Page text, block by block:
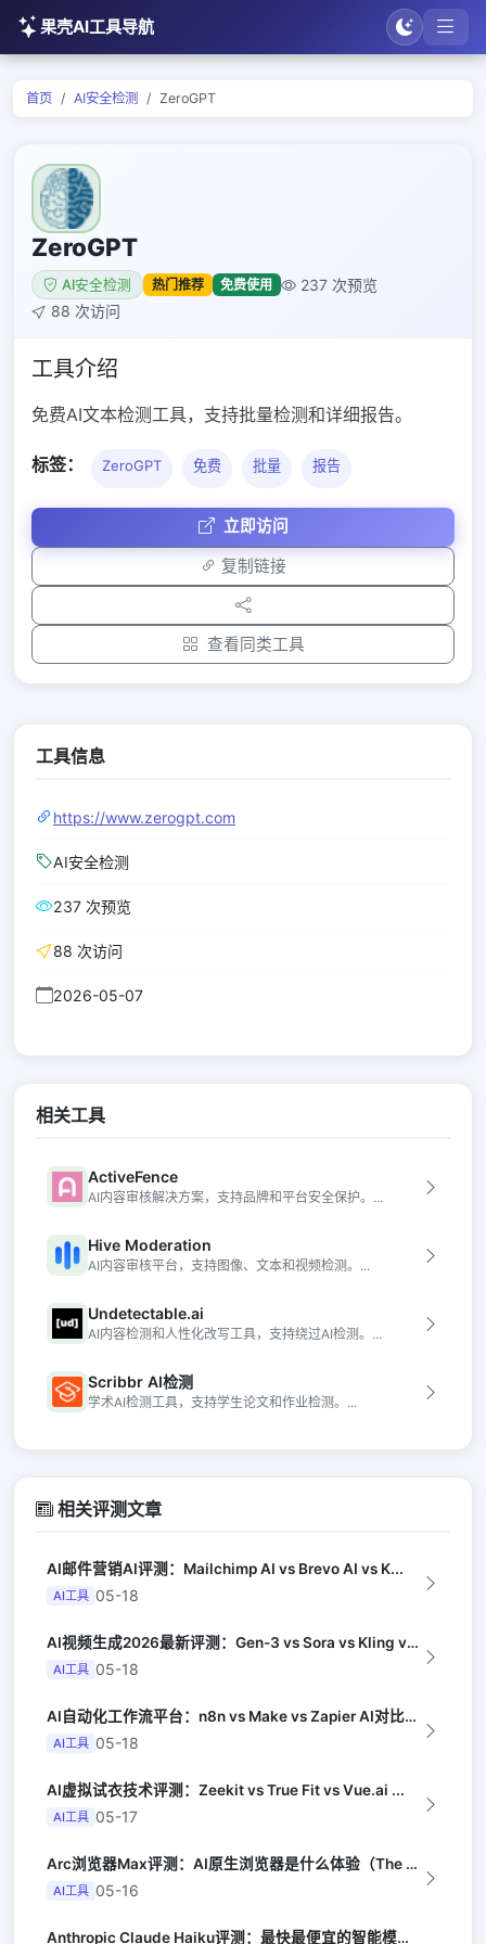
果壳AI工具导航
首页 AI安全检测 ZeroGPT
ZeroGPT
AI安全检测 热门推荐 免费使用
237 次预览
88 次访问
工具介绍
免费AI文本检测工具，支持批量检测和详细报告。
标签： ZeroGPT 免费 批量 报告
立即访问
复制链接
查看同类工具
工具信息
https://www.zerogpt.com
AI安全检测
237 次预览
88 次访问
2026-05-07
相关工具
ActiveFence
AI内容审核解决方案，支持品牌和平台安全保护。...
Hive Moderation
AI内容审核平台，支持图像、文本和视频检测。...
Undetectable.ai
AI内容检测和人性化改写工具，支持绕过AI检测。...
Scribbr AI检测
学术AI检测工具，支持学生论文和作业检测。...
相关评测文章
AI邮件营销AI评测：Mailchimp AI vs Brevo AI vs K...
AI工具 05-18
AI视频生成2026最新评测：Gen-3 vs Sora vs Kling vs...
AI工具 05-18
AI自动化工作流平台：n8n vs Make vs Zapier AI对比（Au...
AI工具 05-18
AI虚拟试衣技术评测：Zeekit vs True Fit vs Vue.ai ...
AI工具 05-17
Arc浏览器Max评测：AI原生浏览器是什么体验（The Verge）
AI工具 05-16
Anthropic Claude Haiku评测：最快最便宜的智能模型（Late...